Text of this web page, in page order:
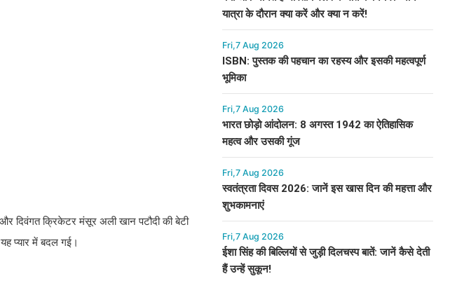
दिवंगत क्रिकेटर मंसूर अली खान पटौदी की बेटी
प्यार में बदल गई।
यात्रा के दौरान क्या करें और क्या न करें!
Fri,7 Aug 2026
ISBN: पुस्तक की पहचान का रहस्य और इसकी महत्वपूर्ण
भूमिका
Fri,7 Aug 2026
भारत छोड़ो आंदोलन: 8 अगस्त 1942 का ऐतिहासिक
महत्व और उसकी गूंज
Fri,7 Aug 2026
स्वतंत्रता दिवस 2026: जानें इस खास दिन की महत्ता और
शुभकामनाएं
Fri,7 Aug 2026
ईशा सिंह की बिल्लियों से जुड़ी दिलचस्प बातें: जानें कैसे देती
हैं उन्हें सुकून!